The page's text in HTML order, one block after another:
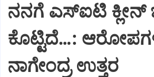
ನನಗೆ ಎಸ್ಐಟಿ
ಕೊಟ್ಟಿದೆ…:
ನಾಗೇಂದ್ರ ಉತ್ತರ